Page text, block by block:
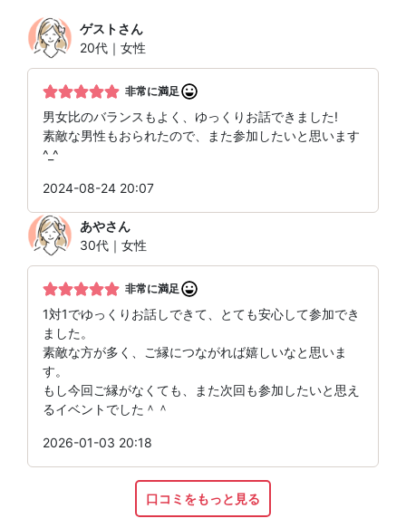
ゲストさん
20代｜女性
非常に満足
男女比のバランスもよく、ゆっくりお話できました!
素敵な男性もおられたので、また参加したいと思います
^_^
2024-08-24 20:07
あやさん
30代｜女性
非常に満足
1対1でゆっくりお話しできて、とても安心して参加でき
ました。
素敵な方が多く、ご縁につながれば嬉しいなと思いま
す。
もし今回ご縁がなくても、また次回も参加したいと思え
るイベントでした＾＾
2026-01-03 20:18
口コミをもっと見る